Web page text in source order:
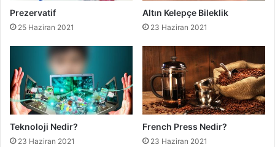
Prezervatif
25 Haziran 2021
Altın Kelepçe Bileklik
23 Haziran 2021
Teknoloji Nedir?
23 Haziran 2021
French Press Nedir?
23 Haziran 2021